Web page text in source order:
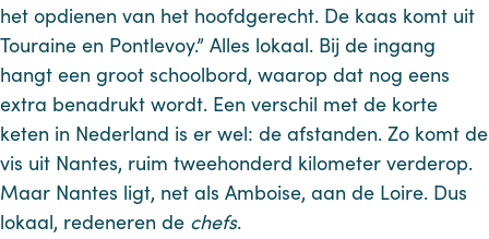
het opdienen van het hoofdgerecht. De kaas komt uit
Touraine en Pontlevoy.” Alles lokaal. Bij de ingang
hangt een groot schoolbord, waarop dat nog eens
extra benadrukt wordt. Een verschil met de korte
keten in Nederland is er wel: de afstanden. Zo komt de
vis uit Nantes, ruim tweehonderd kilometer verderop.
Maar Nantes ligt, net als Amboise, aan de Loire. Dus
lokaal, redeneren de chefs.